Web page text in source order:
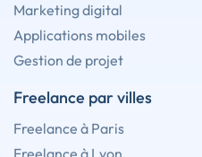
Marketing digital
Applications mobiles
Gestion de projet
Freelance par villes
Freelance à Paris